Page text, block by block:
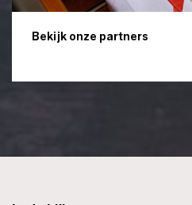
Bekijk onze partners